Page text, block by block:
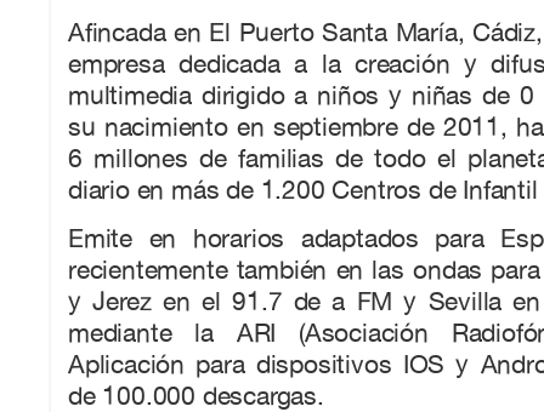
Afincada en El Puerto Santa María,
empresa dedicada a la creación y
multimedia dirigido a niños y niñas de 0
su nacimiento en septiembre de 2011,
6 millones de familias de todo el
diario en más de 1.200 Centros de
Emite en horarios adaptados para
recientemente también en las ondas
y Jerez en el 91.7 de a FM y Sevilla
mediante la ARI (Asociación
Aplicación para dispositivos IOS y
de 100.000 descargas.